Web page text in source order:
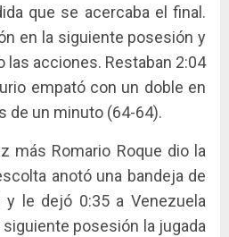
que se acercaba el final.
en la siguiente posesión y
las acciones. Restaban 2:04
empató con un doble en
de un minuto (64-64).
más Romario Roque dio la
anotó una bandeja de
y le dejó 0:35 a Venezuela
siguiente posesión la jugada